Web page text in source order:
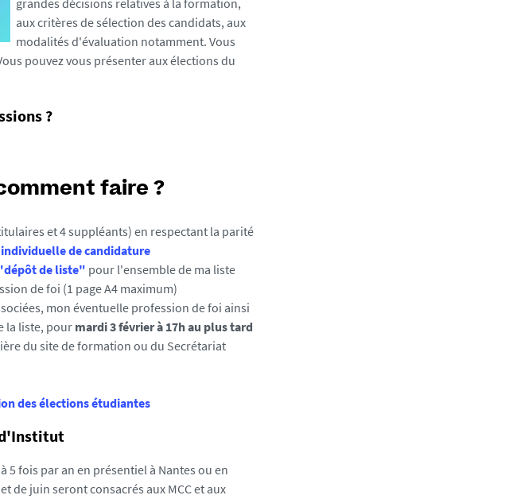
grandes décisions relatives à la formation,
aux critères de sélection des candidats, aux
modalités d'évaluation notamment. Vous
pouvez vous présenter aux élections du
?
faire ?
et 4 suppléants) en respectant la parité
de candidature
de liste" pour l'ensemble de ma liste
de foi (1 page A4 maximum)
mon éventuelle profession de foi ainsi
la liste, pour mardi 3 février à 17h au plus tard
du site de formation ou du Secrétariat
des élections étudiantes
5 fois par an en présentiel à Nantes ou en
de juin seront consacrés aux MCC et aux